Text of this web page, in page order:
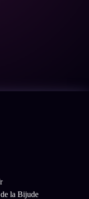
la Bijude